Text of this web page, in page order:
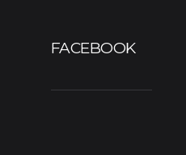
FACEBOOK